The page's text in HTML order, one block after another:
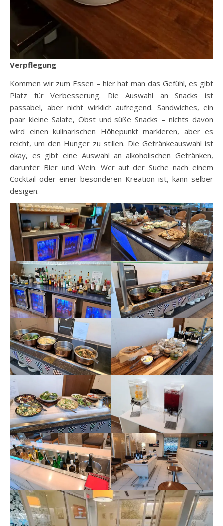
Verpflegung
Kommen wir zum Essen – hier hat man das Gefühl, es gibt
Platz für Verbesserung. Die Auswahl an Snacks ist
passabel, aber nicht wirklich aufregend. Sandwiches, ein
paar kleine Salate, Obst und süße Snacks – nichts davon
wird einen kulinarischen Höhepunkt markieren, aber es
reicht, um den Hunger zu stillen. Die Getränkeauswahl ist
okay, es gibt eine Auswahl an alkoholischen Getränken,
darunter Bier und Wein. Wer auf der Suche nach einem
Cocktail oder einer besonderen Kreation ist, kann selber
desigen.